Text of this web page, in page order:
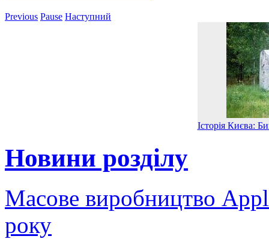
Previous Pause Наступний
Історія Києва:
Новини розділу
Масове виробництво
року